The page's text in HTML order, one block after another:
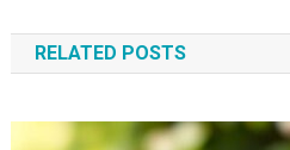
wpisu
RELATED POSTS